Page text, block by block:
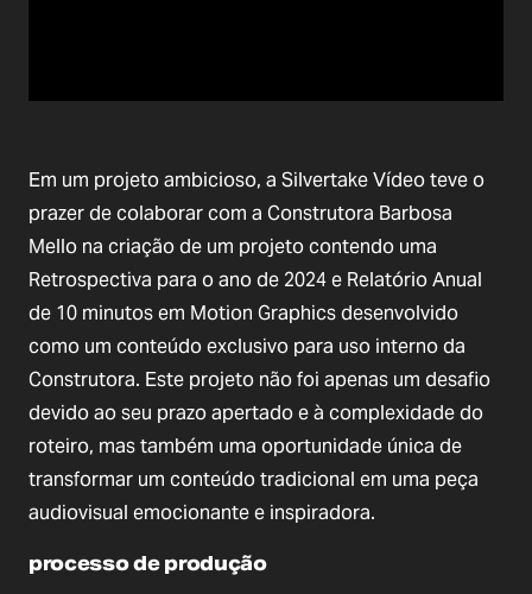
Em um projeto ambicioso, a Silvertake Vídeo teve o
prazer de colaborar com a Construtora Barbosa
Mello na criação de um projeto contendo uma
Retrospectiva para o ano de 2024 e Relatório Anual
de 10 minutos em Motion Graphics desenvolvido
como um conteúdo exclusivo para uso interno da
Construtora. Este projeto não foi apenas um desafio
devido ao seu prazo apertado e à complexidade do
roteiro, mas também uma oportunidade única de
transformar um conteúdo tradicional em uma peça
audiovisual emocionante e inspiradora.
processo de produção